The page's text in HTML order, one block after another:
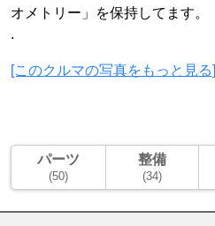
オメトリー」を保持してます。
.
[このクルマの写真をもっと見る]
パーツ
(50)
整備
(34)